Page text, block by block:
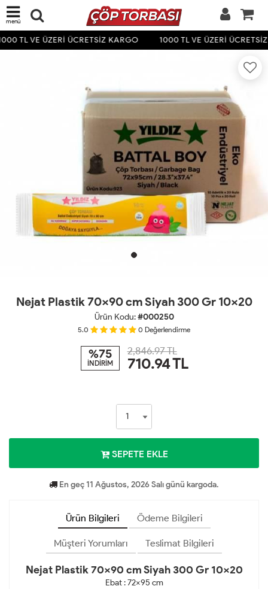
menü
TL VE ÜZERİ ÜCRETSİZ KARGO 1000 TL VE ÜZERİ
Nejat Plastik 70x90 cm Siyah 300 Gr 10x20
Ürün Kodu:#000250
5.0 0 Değerlendirme
%75
İNDİRİM
2,846.97 TL
710.94TL
SEPETE EKLE
En geç 11 Ağustos, 2026 Salı günü kargoda.
Ürün Bilgileri Ödeme Bilgileri
Müşteri Yorumları Teslimat Bilgileri
Nejat Plastik 70x90 cm Siyah 300 Gr 10x20
Ebat : 72x95 cm